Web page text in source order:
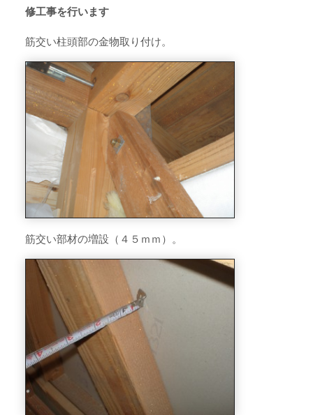
修工事を行います
筋交い柱頭部の金物取り付け。
筋交い部材の増設（４５ｍｍ）。